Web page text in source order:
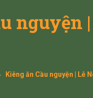
nguyện
Kiêng ăn Cầu nguyện | Lễ